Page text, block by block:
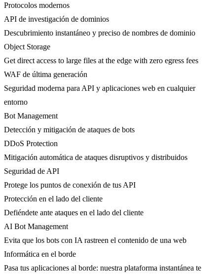
Protocolos modernos
API de investigación de dominios
Descubrimiento instantáneo y preciso de nombres de dominio
Object Storage
Get direct access to large files at the edge with zero egress fees
WAF de última generación
Seguridad moderna para API y aplicaciones web en cualquier
entorno
Bot Management
Detección y mitigación de ataques de bots
DDoS Protection
Mitigación automática de ataques disruptivos y distribuidos
Seguridad de API
Protege los puntos de conexión de tus API
Protección en el lado del cliente
Defiéndete ante ataques en el lado del cliente
AI Bot Management
Evita que los bots con IA rastreen el contenido de una web
Informática en el borde
Pasa tus aplicaciones al borde: nuestra plataforma instantánea te